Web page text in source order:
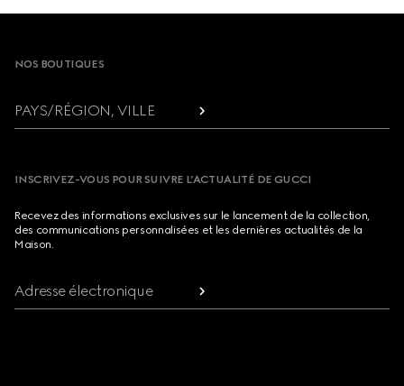
NOS BOUTIQUES
PAYS/RÉGION, VILLE
INSCRIVEZ-VOUS POUR SUIVRE L’ACTUALITÉ DE GUCCI
Recevez des informations exclusives sur le lancement de la collection,
des communications personnalisées et les dernières actualités de la
Maison.
Adresse électronique